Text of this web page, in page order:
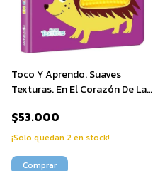
Toco Y Aprendo. Suaves
Texturas. En El Corazón De La
$53.000
¡Solo quedan 2 en stock!